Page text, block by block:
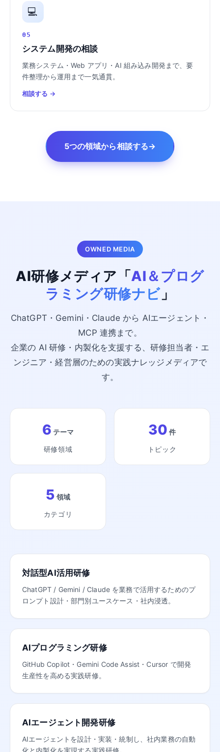
💻
05
システム開発の相談
業務システム・Web アプリ・AI 組み込み開発まで、要
件整理から運用まで一気通貫。
相談する →
5つの領域から相談する→
OWNED MEDIA
AI研修メディア「AI＆プログ
ラミング研修ナビ」
ChatGPT・Gemini・Claude から AIエージェント・
MCP 連携まで。
企業の AI 研修・内製化を支援する、研修担当者・エ
ンジニア・経営層のための実践ナレッジメディアで
す。
6 テーマ
研修領域
30 件
トピック
5 領域
カテゴリ
対話型AI活用研修
ChatGPT / Gemini / Claude を業務で活用するためのプ
ロンプト設計・部門別ユースケース・社内浸透。
AIプログラミング研修
GitHub Copilot・Gemini Code Assist・Cursor で開発
生産性を高める実践研修。
AIエージェント開発研修
AIエージェントを設計・実装・統制し、社内業務の自動
化と内製化を実現する実践研修。